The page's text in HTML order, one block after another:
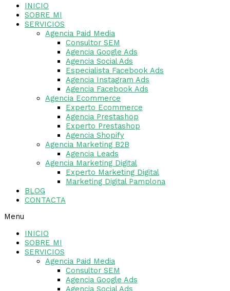
INICIO
SOBRE MI
SERVICIOS
Agencia Paid Media
Consultor SEM
Agencia Google Ads
Agencia Social Ads
Especialista Facebook Ads
Agencia Instagram Ads
Agencia Facebook Ads
Agencia Ecommerce
Experto Ecommerce
Agencia Prestashop
Experto Prestashop
Agencia Shopify
Agencia Marketing B2B
Agencia Leads
Agencia Marketing Digital
Experto Marketing Digital
Marketing Digital Pamplona
BLOG
CONTACTA
Menu
INICIO
SOBRE MI
SERVICIOS
Agencia Paid Media
Consultor SEM
Agencia Google Ads
Agencia Social Ads